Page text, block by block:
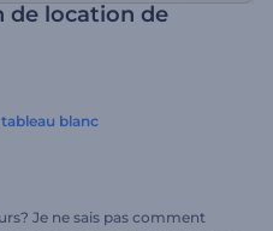
de location de
blanc
Je ne sais pas comment